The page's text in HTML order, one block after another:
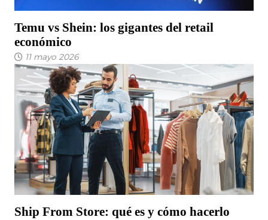
Temu vs Shein: los gigantes del retail
económico
11 mayo 2026
Ship From Store: qué es y cómo hacerlo